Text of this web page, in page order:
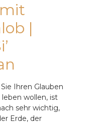
|
Ihren Glauben
wollen, ist
sehr wichtig,
Erde, der